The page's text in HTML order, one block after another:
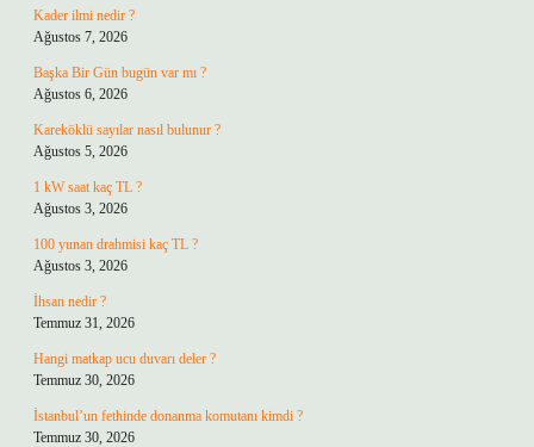
Kader ilmi nedir ?
Ağustos 7, 2026
Başka Bir Gün bugün var mı ?
Ağustos 6, 2026
Kareköklü sayılar nasıl bulunur ?
Ağustos 5, 2026
1 kW saat kaç TL ?
Ağustos 3, 2026
100 yunan drahmisi kaç TL ?
Ağustos 3, 2026
İhsan nedir ?
Temmuz 31, 2026
Hangi matkap ucu duvarı deler ?
Temmuz 30, 2026
İstanbul’un fethinde donanma komutanı kimdi ?
Temmuz 30, 2026